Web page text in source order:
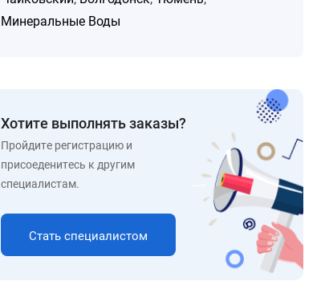
Минеральные Воды
Хотите выполнять заказы?
Пройдите регистрацию и
присоеденитесь к другим
специалистам.
Стать специалистом